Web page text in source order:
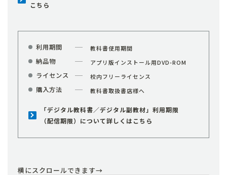
こちら
利用期間 教科書使用期間
納品物 アプリ版インストール用DVD-ROM
ライセンス 校内フリーライセンス
購入方法 教科書取扱書店様へ
「デジタル教科書／デジタル副教材」利用期限
（配信期限）について詳しくはこちら